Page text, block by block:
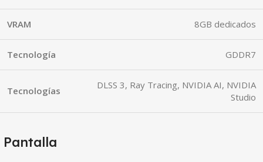
VRAM 8GB dedicados
Tecnología GDDR7
Tecnologías
DLSS 3, Ray Tracing, NVIDIA AI, NVIDIA
Studio
Pantalla